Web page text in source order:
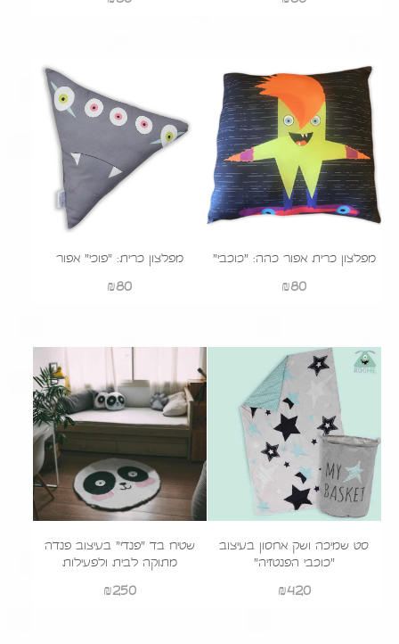
מפלצון כרית אפור כהה: "כוכבי"
₪80
מפלצון כרית: "פוכי" אפור
₪80
סט שמיכה ושק אחסון בעיצוב
"כוכבי הפנטזיה"
₪420
שטיח בד "פנדי" בעיצוב פנדה
מתוקה לבית ולפעילות
₪250